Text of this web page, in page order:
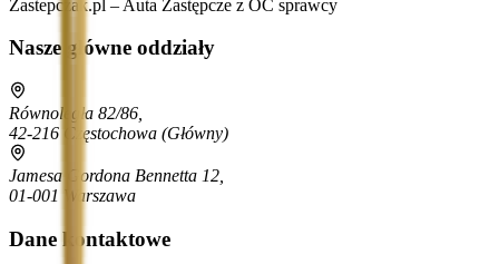
Zastepczak.pl – Auta Zastępcze z OC sprawcy
Nasze główne oddziały
Równoległa 82/86,
42-216 Częstochowa (Główny)
Jamesa Gordona Bennetta 12,
01-001 Warszawa
Dane kontaktowe